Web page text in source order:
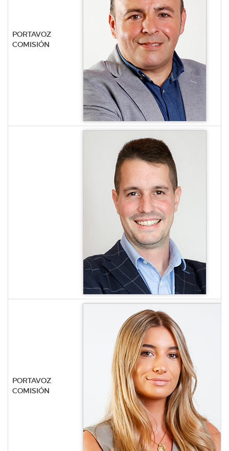
PORTAVOZ
COMISIÓN
PORTAVOZ
COMISIÓN